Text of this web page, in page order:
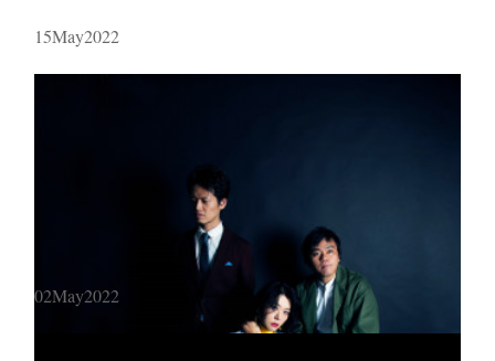
15May2022
02May2022